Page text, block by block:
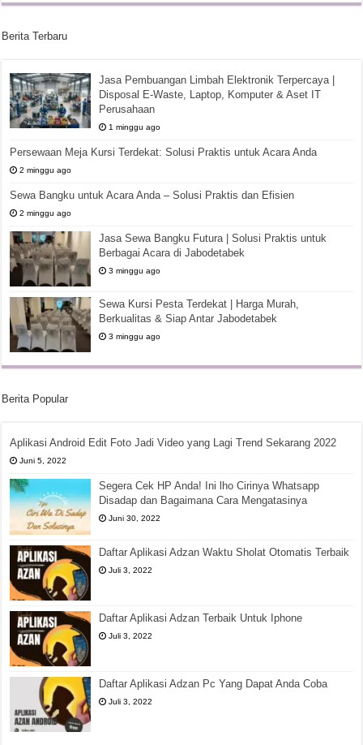
Berita Terbaru
Jasa Pembuangan Limbah Elektronik Terpercaya |
Disposal E-Waste, Laptop, Komputer & Aset IT
Perusahaan
1 minggu ago
Persewaan Meja Kursi Terdekat: Solusi Praktis untuk Acara Anda
2 minggu ago
Sewa Bangku untuk Acara Anda – Solusi Praktis dan Efisien
2 minggu ago
Jasa Sewa Bangku Futura | Solusi Praktis untuk
Berbagai Acara di Jabodetabek
3 minggu ago
Sewa Kursi Pesta Terdekat | Harga Murah,
Berkualitas & Siap Antar Jabodetabek
3 minggu ago
Berita Popular
Aplikasi Android Edit Foto Jadi Video yang Lagi Trend Sekarang 2022
Juni 5, 2022
Segera Cek HP Anda! Ini lho Cirinya Whatsapp
Disadap dan Bagaimana Cara Mengatasinya
Juni 30, 2022
Daftar Aplikasi Adzan Waktu Sholat Otomatis Terbaik
Juli 3, 2022
Daftar Aplikasi Adzan Terbaik Untuk Iphone
Juli 3, 2022
Daftar Aplikasi Adzan Pc Yang Dapat Anda Coba
Juli 3, 2022